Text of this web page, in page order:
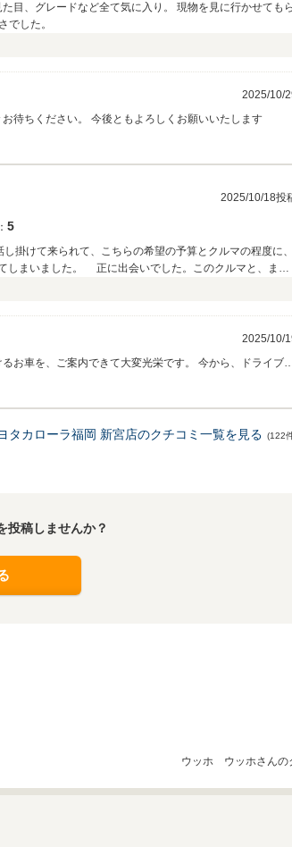
目、グレードなど全て気に入り。 現物を見に行かせてもら
実さでした。
2025/10/
待ちください。 今後ともよろしくお願いいたします
2025/10/18投
5
掛けて来られて、こちらの希望の予算とクルマの程度に、
しまいました。 正に出会いでした。このクルマと、また
2025/10/
お車を、ご案内できて大変光栄です。 今から、ドライブ
タカローラ福岡 新宮店のクチコミ一覧を見る (122
投稿しませんか？
ウッホ ウッホさんの